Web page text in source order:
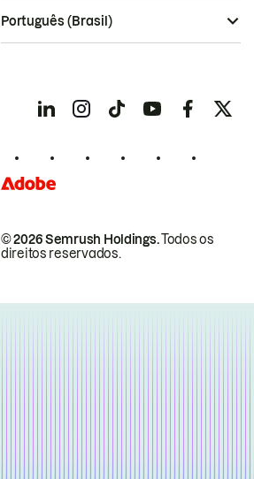
© 2026 Semrush Holdings.Todos os
direitos reservados.
Português (Brasil)